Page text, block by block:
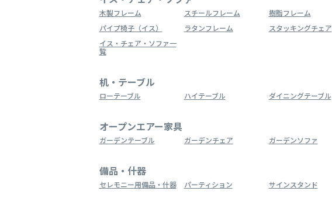
木製フレーム スチールフレーム 樹脂フレーム
パイプ椅子（イス）
ラタンフレーム スタッキングチェア
イス・チェア・ソファ一
覧
机・テーブル
ローテーブル ハイテーブル ダイニングテーブル
オープンエアー家具
ガーデンテーブル ガーデンチェア ガーデンソファ
備品・什器
セレモニー用備品・什器 パーティション サインスタンド